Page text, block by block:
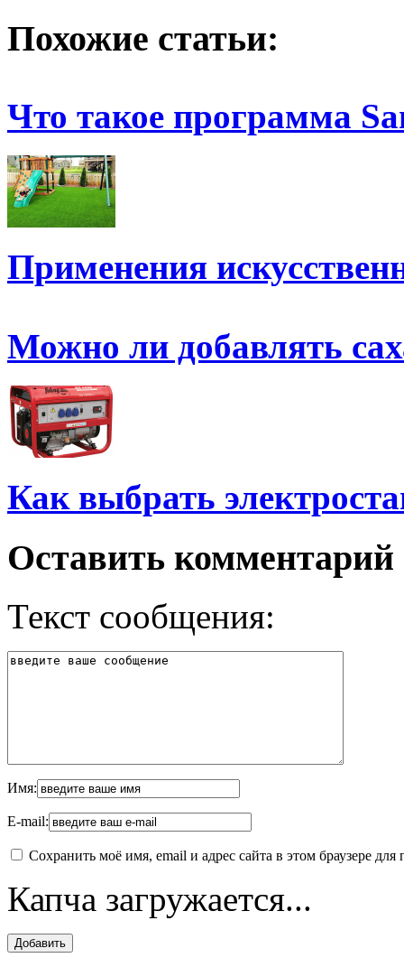
Похожие статьи:
Что такое программа
Применения
Можно ли добавлять
Как выбрать
Оставить комментарий
Текст сообщения:
Имя:
E-mail:
Сохранить моё имя, email и адрес сайта в этом браузере
Капча загружается...